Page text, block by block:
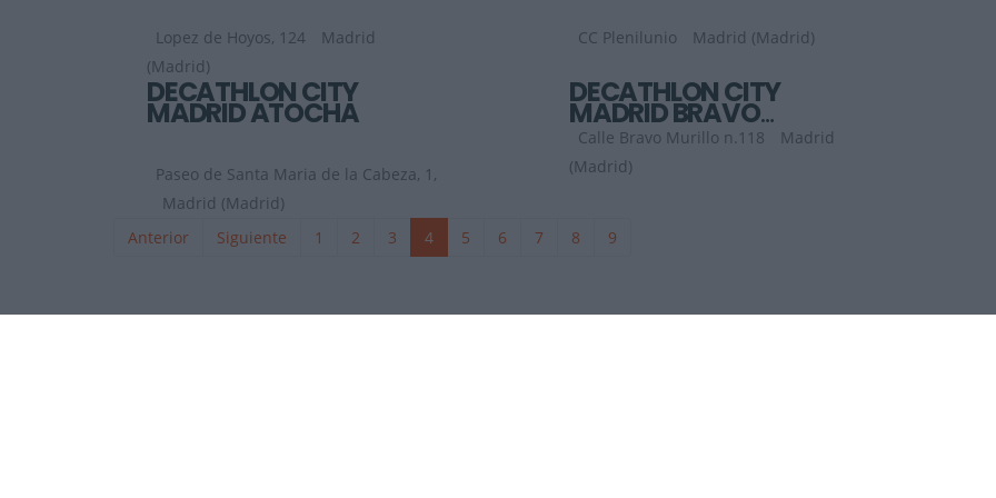
Lopez de Hoyos, 124
Madrid
(Madrid)
CC Plenilunio Madrid (Madrid)
DECATHLON CITY
MADRID ATOCHA
Paseo de Santa Maria de la Cabeza, 1,
Madrid (Madrid)
DECATHLON CITY
MADRID BRAVO
MURILLO
Calle Bravo Murillo n.118
Madrid
(Madrid)
Anterior Siguiente 1 2 3 4 5 6 7 8 9